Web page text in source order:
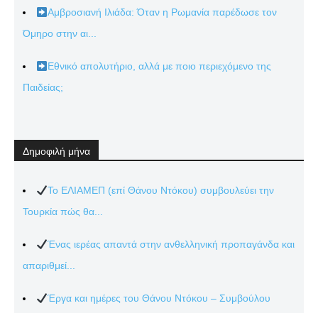
Αμβροσιανή Ιλιάδα: Όταν η Ρωμανία παρέδωσε τον
Όμηρο στην αι...
Εθνικό απολυτήριο, αλλά με ποιο περιεχόμενο της
Παιδείας;
Δημοφιλή μήνα
Το ΕΛΙΑΜΕΠ (επί Θάνου Ντόκου) συμβουλεύει την
Τουρκία πώς θα...
Ένας ιερέας απαντά στην ανθελληνική προπαγάνδα και
απαριθμεί...
Έργα και ημέρες του Θάνου Ντόκου – Συμβούλου